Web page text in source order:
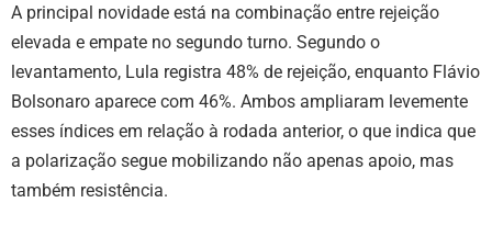
A principal novidade está na combinação entre rejeição
elevada e empate no segundo turno. Segundo o
levantamento, Lula registra 48% de rejeição, enquanto Flávio
Bolsonaro aparece com 46%. Ambos ampliaram levemente
esses índices em relação à rodada anterior, o que indica que
a polarização segue mobilizando não apenas apoio, mas
também resistência.